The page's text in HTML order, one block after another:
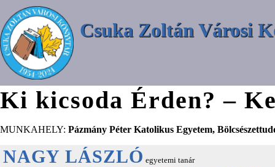
Csuka Zoltán Városi
Ki kicsoda Érden? –
MUNKAHELY: Pázmány Péter Katolikus Egyetem,
NAGY LÁSZLÓ egyetemi tanár